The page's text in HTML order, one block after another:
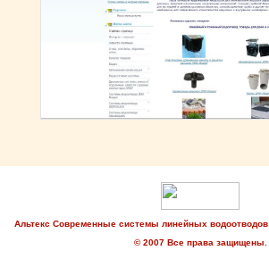
Альтекс Современные системы линейных
© 2007 Все права защищены.